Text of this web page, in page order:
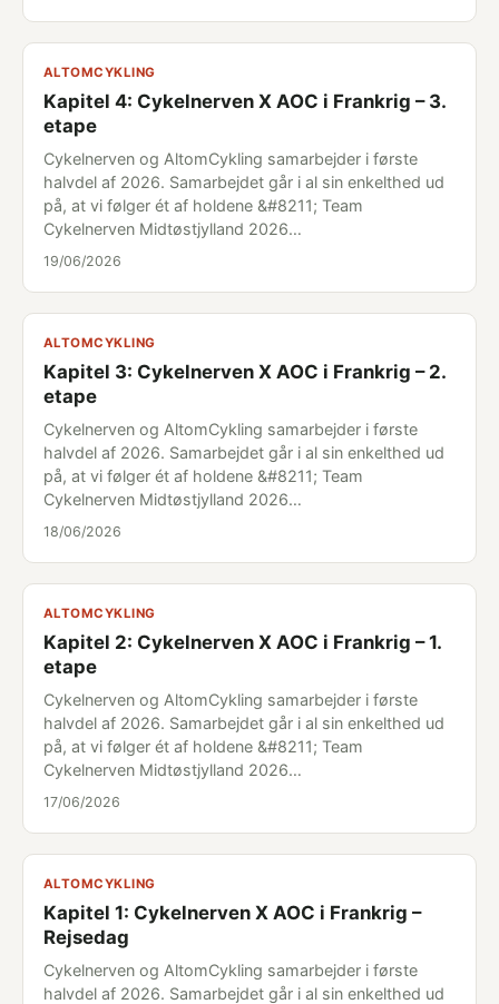
ALTOMCYKLING
Kapitel 4: Cykelnerven X AOC i Frankrig – 3.
etape
Cykelnerven og AltomCykling samarbejder i første
halvdel af 2026. Samarbejdet går i al sin enkelthed ud
på, at vi følger ét af holdene &#8211; Team
Cykelnerven Midtøstjylland 2026…
19/06/2026
ALTOMCYKLING
Kapitel 3: Cykelnerven X AOC i Frankrig – 2.
etape
Cykelnerven og AltomCykling samarbejder i første
halvdel af 2026. Samarbejdet går i al sin enkelthed ud
på, at vi følger ét af holdene &#8211; Team
Cykelnerven Midtøstjylland 2026…
18/06/2026
ALTOMCYKLING
Kapitel 2: Cykelnerven X AOC i Frankrig – 1.
etape
Cykelnerven og AltomCykling samarbejder i første
halvdel af 2026. Samarbejdet går i al sin enkelthed ud
på, at vi følger ét af holdene &#8211; Team
Cykelnerven Midtøstjylland 2026…
17/06/2026
ALTOMCYKLING
Kapitel 1: Cykelnerven X AOC i Frankrig –
Rejsedag
Cykelnerven og AltomCykling samarbejder i første
halvdel af 2026. Samarbejdet går i al sin enkelthed ud